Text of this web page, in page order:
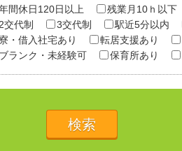
間休日120日以上
残業月10ｈ以下
交代制
3交代制 駅近5分以内
・借入社宅あり
転居支援あり
ランク・未経験可
保育所あり